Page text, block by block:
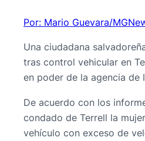
Por: Mario Guevara/
Una ciudadana
tras control vehicular en
en poder de la agencia de
De acuerdo con los
condado de Terrell la
vehículo con exceso de